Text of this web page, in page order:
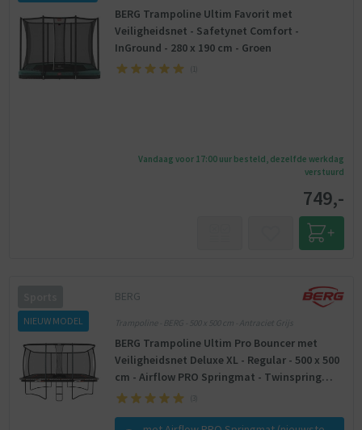
BERG Trampoline Ultim Favorit met
Veiligheidsnet - Safetynet Comfort -
InGround - 280 x 190 cm - Groen
1
Vandaag voor 17:00 uur besteld, dezelfde werkdag
verstuurd
749,-
NIEUW MODEL
BERG
Trampoline - BERG - 500 x 500 cm - Antraciet Grijs
BERG Trampoline Ultim Pro Bouncer met
Veiligheidsnet Deluxe XL - Regular - 500 x 500
cm - Airflow PRO Springmat - Twinspring
PRO
3